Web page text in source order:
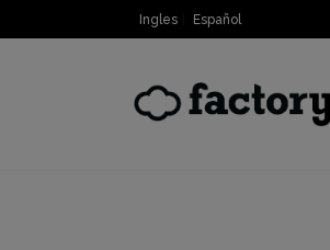
Ingles Español